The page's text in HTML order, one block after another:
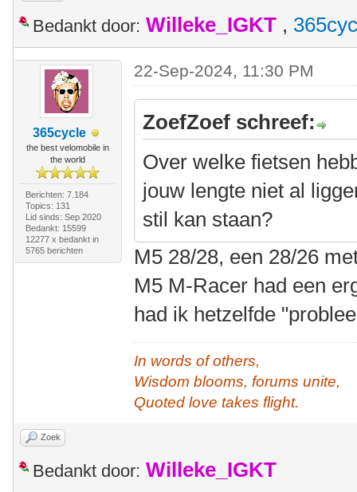
Bedankt door: Willeke_IGKT ,
365cycle
the best velomobile in
the world
Berichten: 7.184
Topics: 131
Lid sinds: Sep 2020
Bedankt: 15599
12277 x bedankt in
5765 berichten
22-Sep-2024, 11:30 PM
ZoefZoef schreef:
Over welke fietsen
jouw lengte niet al
stil kan staan?
M5 28/28, een 28/26
M5 M-Racer had een
had ik hetzelfde
In words of others,
Wisdom blooms, forums unite,
Quoted love takes flight.
Zoek
Bedankt door: Willeke_IGKT